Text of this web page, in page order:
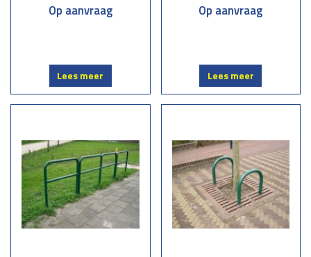
Op aanvraag
Lees meer
Op aanvraag
Lees meer